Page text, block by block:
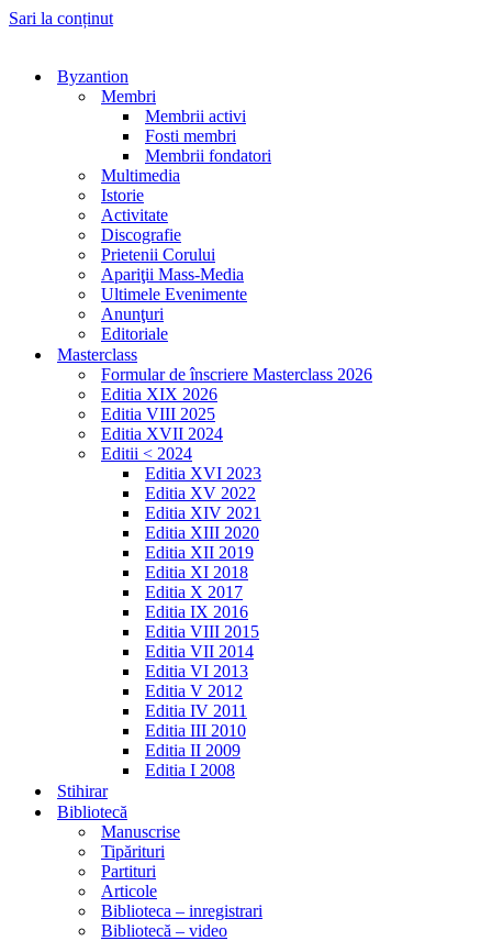
Sari la conținut
Byzantion
Membri
Membrii activi
Fosti membri
Membrii fondatori
Multimedia
Istorie
Activitate
Discografie
Prietenii Corului
Apariţii Mass-Media
Ultimele Evenimente
Anunţuri
Editoriale
Masterclass
Formular de înscriere Masterclass 2026
Editia XIX 2026
Editia VIII 2025
Editia XVII 2024
Editii < 2024
Editia XVI 2023
Editia XV 2022
Editia XIV 2021
Editia XIII 2020
Editia XII 2019
Editia XI 2018
Editia X 2017
Editia IX 2016
Editia VIII 2015
Editia VII 2014
Editia VI 2013
Editia V 2012
Editia IV 2011
Editia III 2010
Editia II 2009
Editia I 2008
Stihirar
Bibliotecă
Manuscrise
Tipărituri
Partituri
Articole
Biblioteca – inregistrari
Bibliotecă – video